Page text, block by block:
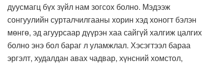
дуусмагц бүх зүйл нам зогсох болно. Мэдээж
сонгуулийн сурталчилгааны хорин хэд хоногт бэлэн
мөнгө, эд агуурсаар дүүрэн хаа сайгүй халгиж цалгих
болно энэ бол бараг луламжлал. Хэсэгтээл бараа
эргэлт, худалдан авах чадвар, хүнсний хомстол,